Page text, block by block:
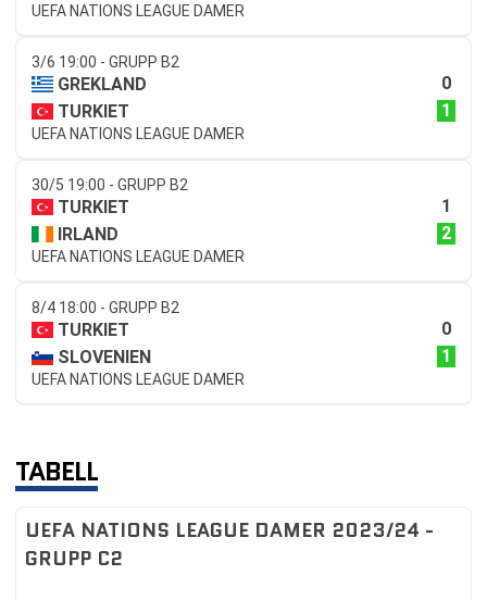
UEFA NATIONS LEAGUE DAMER
3/6 19:00 - GRUPP B2
GREKLAND
0
TURKIET
1
UEFA NATIONS LEAGUE DAMER
30/5 19:00 - GRUPP B2
TURKIET
1
IRLAND
2
UEFA NATIONS LEAGUE DAMER
8/4 18:00 - GRUPP B2
TURKIET
0
SLOVENIEN
1
UEFA NATIONS LEAGUE DAMER
TABELL
UEFA NATIONS LEAGUE DAMER 2023/24 -
GRUPP C2